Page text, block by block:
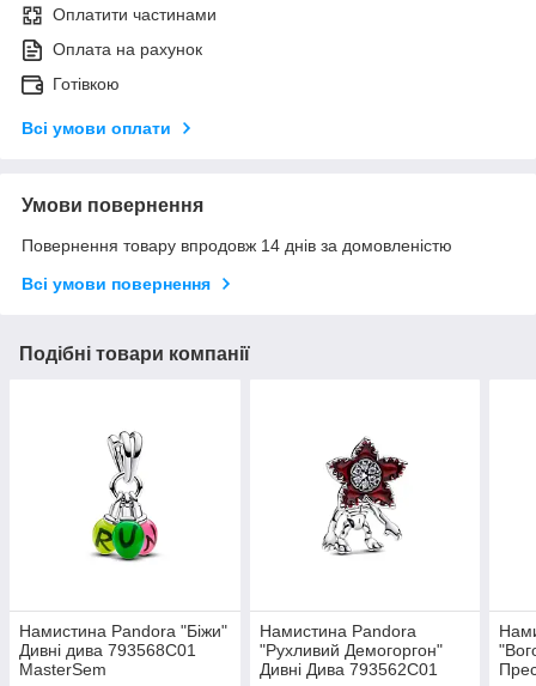
Оплатити частинами
Оплата на рахунок
Готівкою
Всі умови оплати
Умови повернення
Повернення товару впродовж 14 днів за домовленістю
Всі умови повернення
Подібні товари компанії
Намистина Pandora "Біжи"
Дивні дива 793568C01
MasterSem
Намистина Pandora
"Рухливий Демогоргон"
Дивні Дива 793562C01